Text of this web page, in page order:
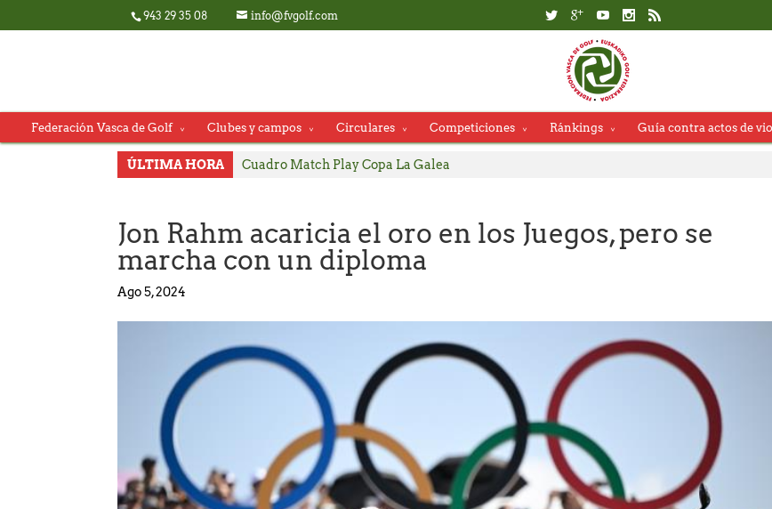
943 29 35 08 info@fvgolf.com
Federación Vasca de Golf Clubes y campos Circulares Competiciones Ránkings Guía contra actos de
ÚLTIMA HORA
Cuadro Match Play Copa La Galea
Carlos Satrustegui y Lourdes Barbeito, campeones del Campeonato Senior de Jaizkibel
ACTUALIZACIÓN Horarios de Salida Copa La Galea
Incidencias técnicas en la App de la RFEG – Consulta alternativa en el Área del Jugador
Consulte horarios de salida Campeonato Senior de Jaizkibel Memorial Carlos Hekneby
El Campeonato Infantil del País Vasco reúne a una cantera de gran nivel en Neguri.
Consulte Horarios Segunda Jornada Campeonato País Vasco Infantil, Alevín y Benjamín
Jon Rahm acaricia el oro en los Juegos, pero se
marcha con un diploma
Ago 5, 2024